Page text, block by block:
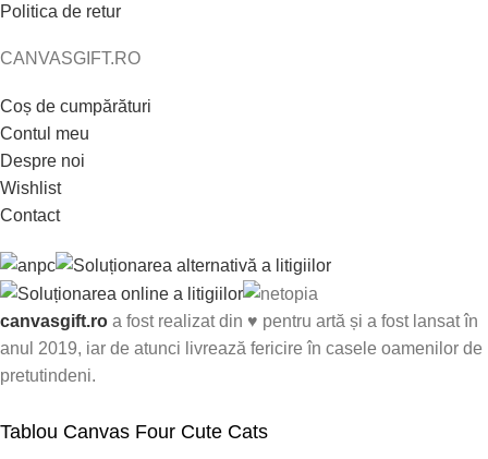
Politica de retur
CANVASGIFT.RO
Coș de cumpărături
Contul meu
Despre noi
Wishlist
Contact
canvasgift.ro a fost realizat din ♥ pentru artă și a fost lansat în
anul 2019, iar de atunci livrează fericire în casele oamenilor de
pretutindeni.
Tablou Canvas Four Cute Cats